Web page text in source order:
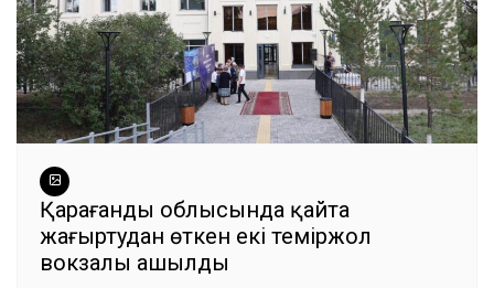
Қарағанды облысында қайта
жаңғыртудан өткен екі теміржол
вокзалы ашылды